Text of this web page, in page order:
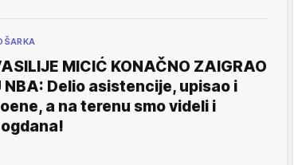
MICIĆ KONAČNO ZAIGRAO
NBA: Delio asistencije, upisao i
a na terenu smo videli i